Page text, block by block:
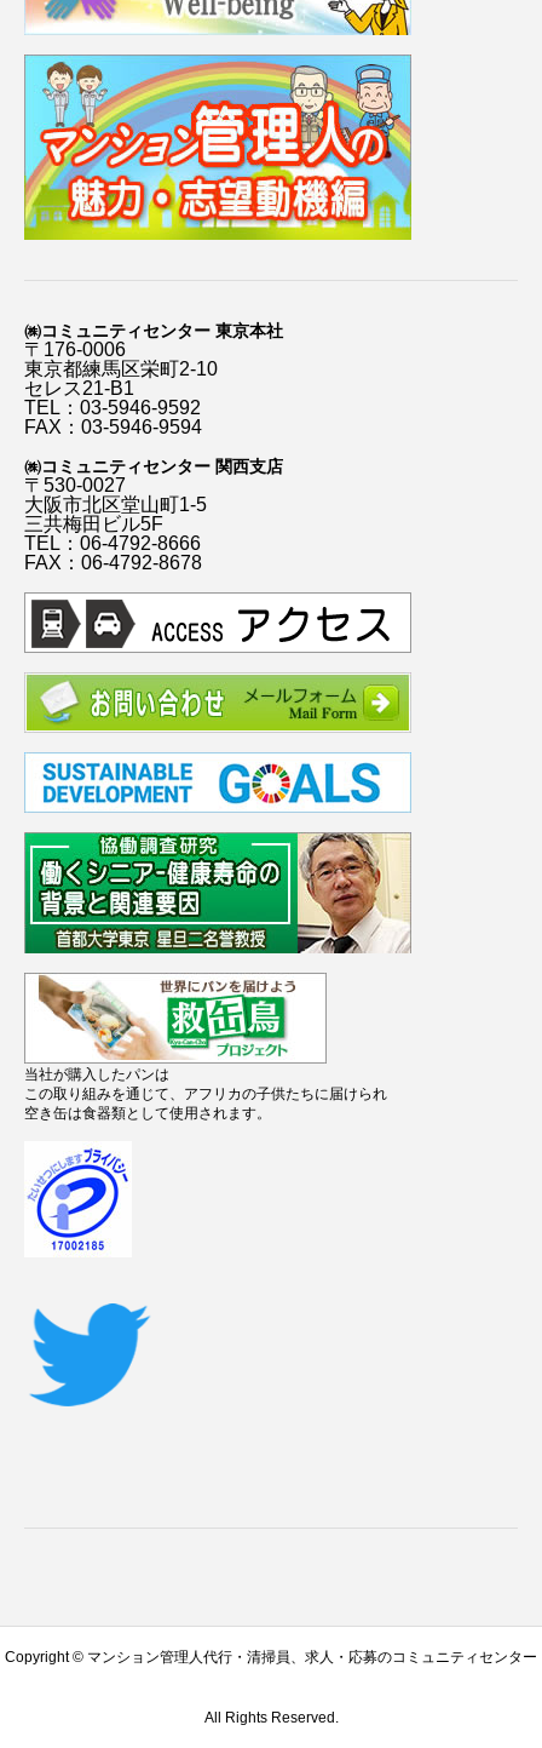
㈱コミュニティセンター 東京本社
〒176-0006
東京都練馬区栄町2-10
セレス21-B1
TEL：03-5946-9592
FAX：03-5946-9594
㈱コミュニティセンター 関西支店
〒530-0027
大阪市北区堂山町1-5
三共梅田ビル5F
TEL：06-4792-8666
FAX：06-4792-8678
当社が購入したパンは
この取り組みを通じて、アフリカの子供たちに届けられ
空き缶は食器類として使用されます。
Copyright © マンション管理人代行・清掃員、求人・応募のコミュニティセンター
All Rights Reserved.